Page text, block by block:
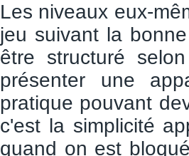
Les niveaux eux-
jeu suivant la
être structuré
présenter une
pratique pouvant
c'est la simplicité
quand on est